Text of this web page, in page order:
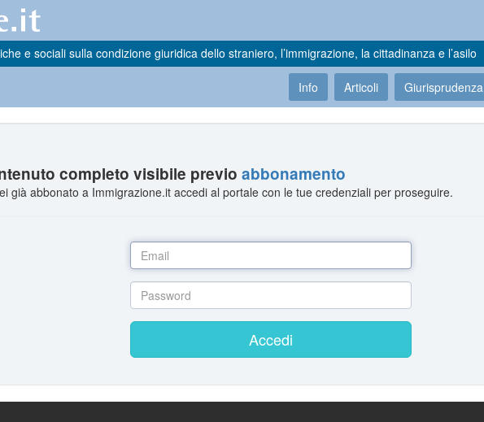
e sociali sulla condizione giuridica dello straniero, l’immigrazione, la cittadinanza e l’asilo
Info Articoli Giurisprudenza
completo visibile previoabbonamento
già abbonato a Immigrazione.it accedi al portale con le tue credenziali per proseguire.
Accedi